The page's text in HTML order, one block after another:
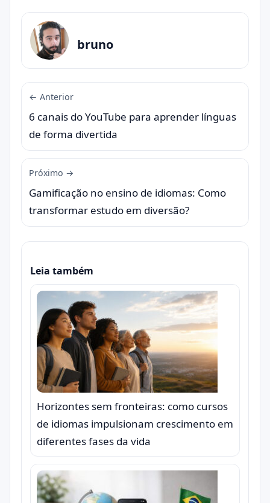
bruno
← Anterior
6 canais do YouTube para aprender línguas
de forma divertida
Próximo →
Gamificação no ensino de idiomas: Como
transformar estudo em diversão?
Leia também
Horizontes sem fronteiras: como cursos
de idiomas impulsionam crescimento em
diferentes fases da vida